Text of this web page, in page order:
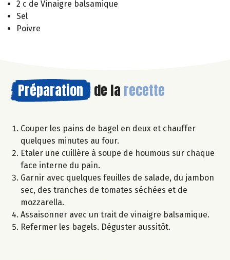
2 c de Vinaigre balsamique
Sel
Poivre
Préparation de la recette
Couper les pains de bagel en deux et chauffer
quelques minutes au four.
Etaler une cuillère à soupe de houmous sur chaque
face interne du pain.
Garnir avec quelques feuilles de salade, du jambon
sec, des tranches de tomates séchées et de
mozzarella.
Assaisonner avec un trait de vinaigre balsamique.
Refermer les bagels. Déguster aussitôt.